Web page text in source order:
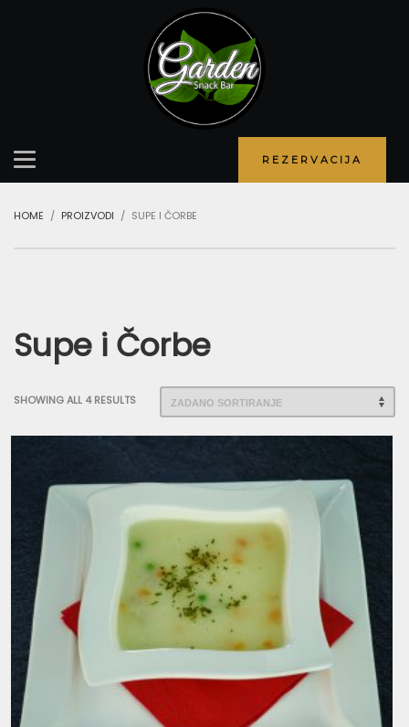
REZERVACIJA
HOME PROIZVODI SUPE I ČORBE
Supe i Čorbe
SHOWING ALL 4 RESULTS